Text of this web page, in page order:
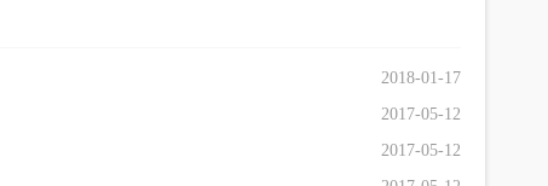
2018-01-17
2017-05-12
2017-05-12